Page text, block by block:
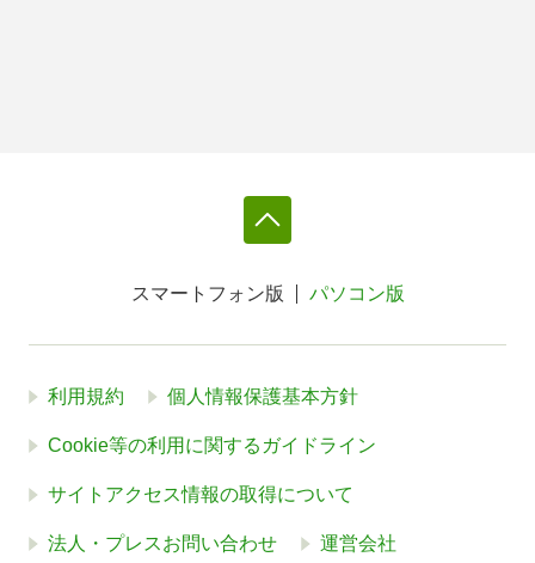
スマートフォン版 パソコン版
利用規約 個人情報保護基本方針
Cookie等の利用に関するガイドライン
サイトアクセス情報の取得について
法人・プレスお問い合わせ 運営会社